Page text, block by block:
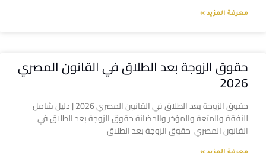
معرفة المزيد »
حقوق الزوجة بعد الطلاق في القانون المصري
2026
حقوق الزوجة بعد الطلاق في القانون المصري 2026 | دليل شامل
للنفقة والمتعة والمؤخر والحضانة حقوق الزوجة بعد الطلاق في
القانون المصري حقوق الزوجة بعد الطلاق